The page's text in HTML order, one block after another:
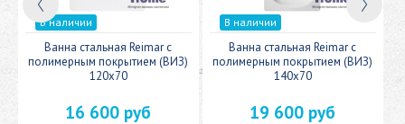
В наличии
Ванна стальная Reimar с
полимерным покрытием (ВИЗ)
120x70
16 600 руб
В наличии
Ванна стальная Reimar с
полимерным покрытием (ВИЗ)
140x70
19 600 руб